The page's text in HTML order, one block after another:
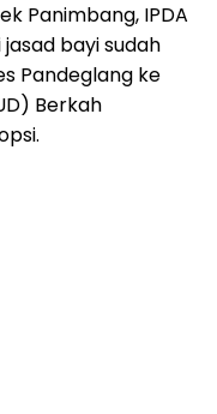
Panimbang, IPDA
bayi sudah
Pandeglang ke
Berkah